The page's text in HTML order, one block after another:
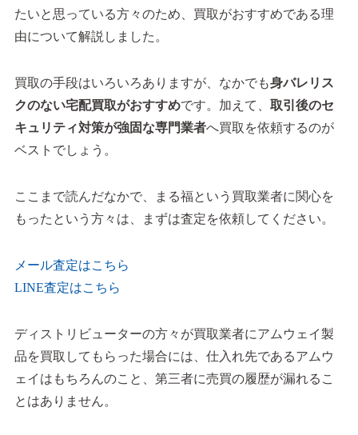
たいと思っている方々のため、買取がおすすめである理
由について解説しました。
買取の手段はいろいろありますが、なかでも身バレリス
クのない宅配買取がおすすめです。加えて、 取引後のセ
キュリティ対策が強固な専門業者へ買取を依頼するのが
ベストでしょう。
ここまで読んだなかで、まる福という買取業者に関心を
もったという方々は、まずは査定を依頼してください。
メール査定はこちら
LINE査定はこちら
ディストリビューターの方々が買取業者にアムウェイ製
品を買取してもらった場合には、仕入れ先であるアムウ
ェイはもちろんのこと、第三者に売買の履歴が漏れるこ
とはありません。